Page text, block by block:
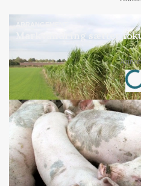
ARRANGEMENT
Markvandring sætter